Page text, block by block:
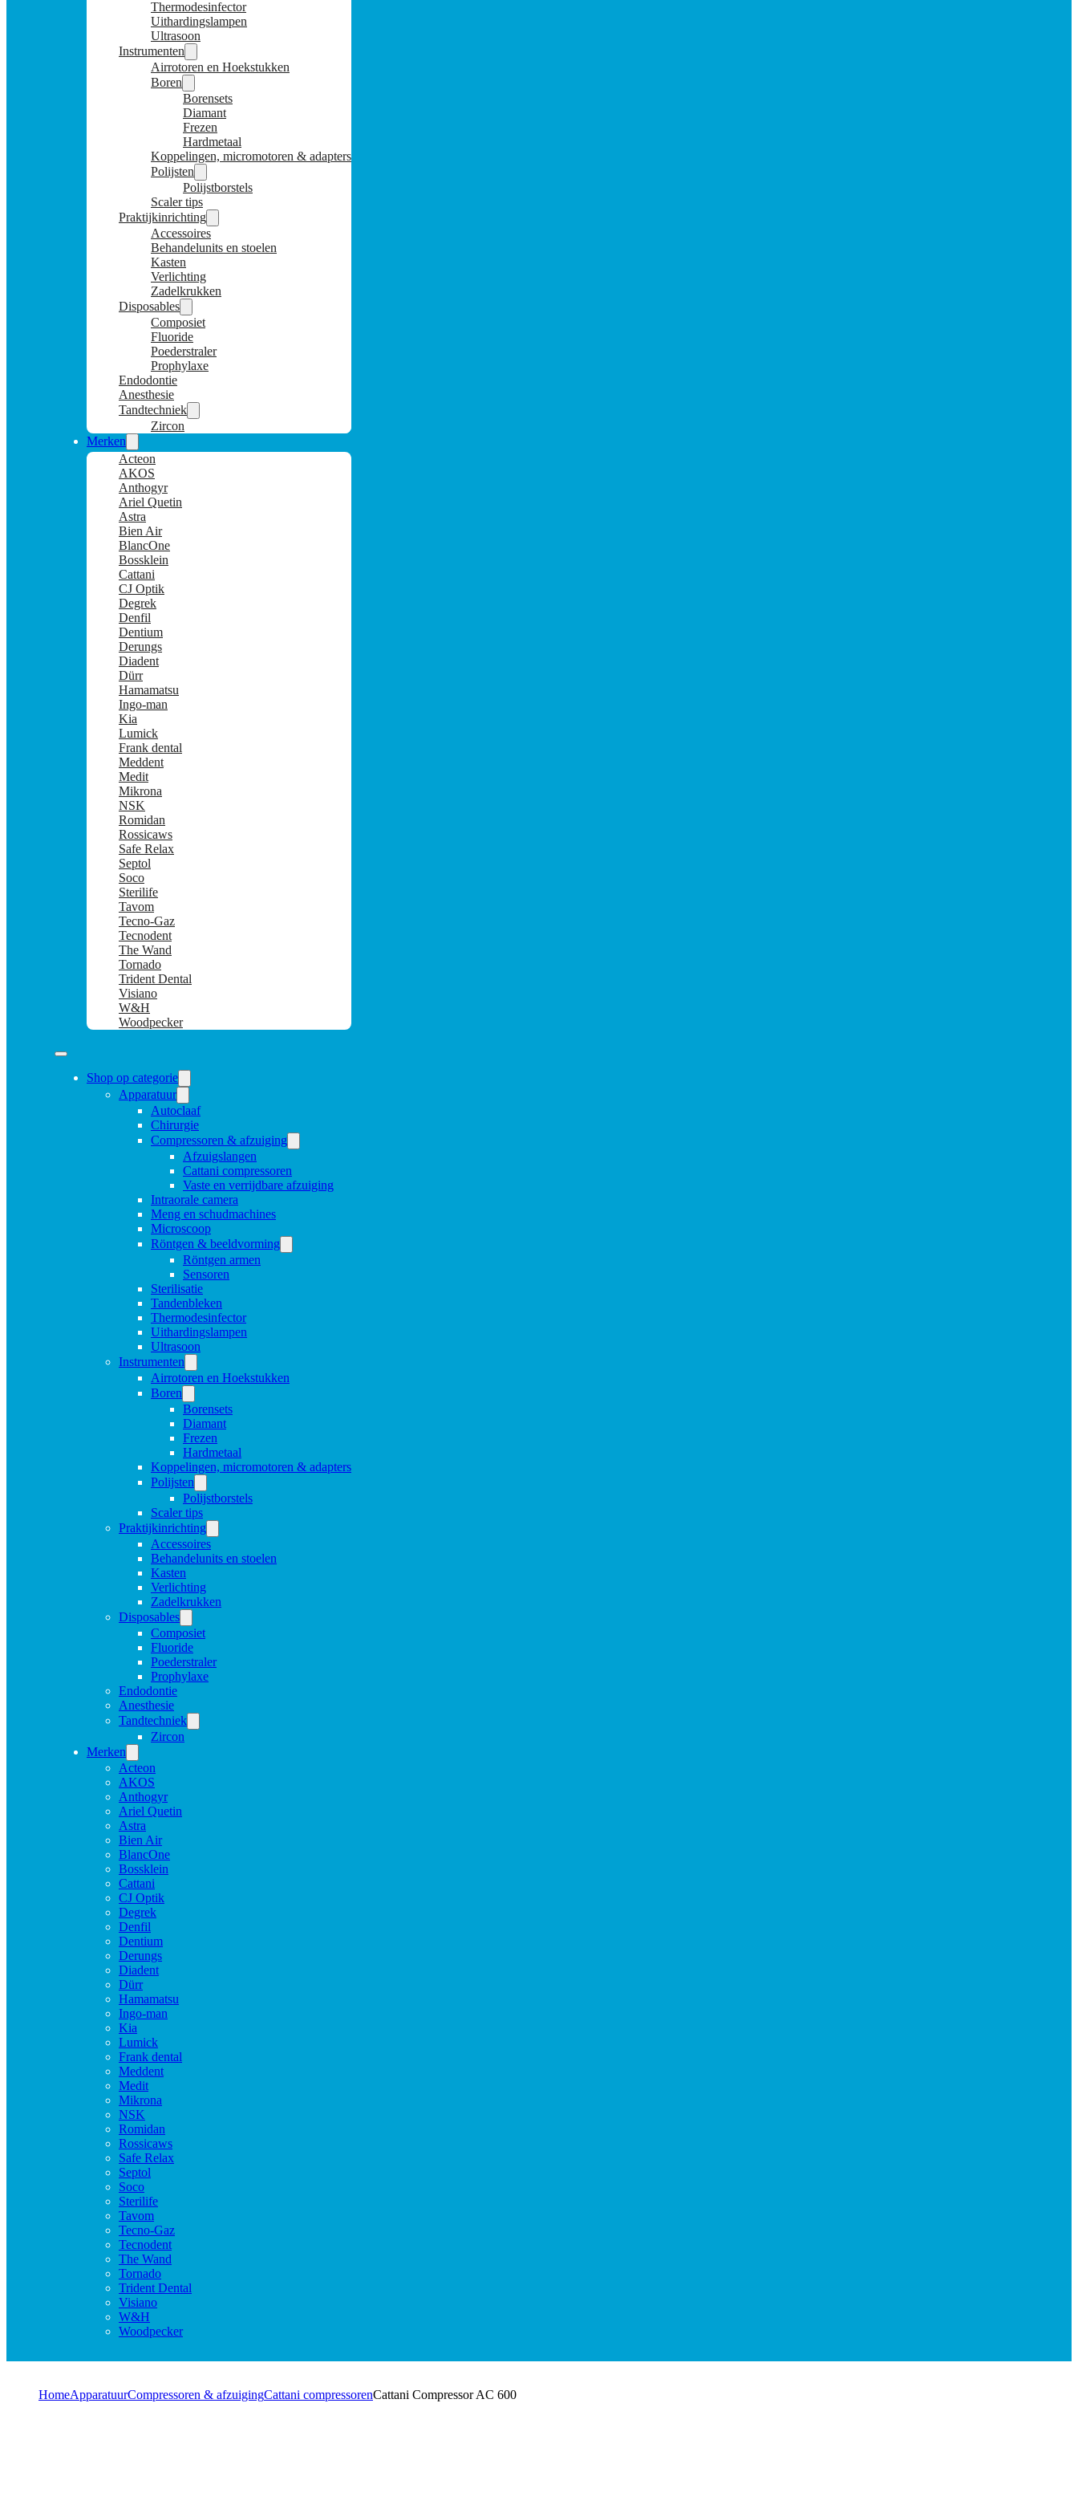
Thermodesinfector
Uithardingslampen
Ultrasoon
Instrumenten
Airrotoren en Hoekstukken
Boren
Borensets
Diamant
Frezen
Hardmetaal
Koppelingen, micromotoren & adapters
Polijsten
Polijstborstels
Scaler tips
Praktijkinrichting
Accessoires
Behandelunits en stoelen
Kasten
Verlichting
Zadelkrukken
Disposables
Composiet
Fluoride
Poederstraler
Prophylaxe
Endodontie
Anesthesie
Tandtechniek
Zircon
Merken
Acteon
AKOS
Anthogyr
Ariel Quetin
Astra
Bien Air
BlancOne
Bossklein
Cattani
CJ Optik
Degrek
Denfil
Dentium
Derungs
Diadent
Dürr
Hamamatsu
Ingo-man
Kia
Lumick
Frank dental
Meddent
Medit
Mikrona
NSK
Romidan
Rossicaws
Safe Relax
Septol
Soco
Sterilife
Tavom
Tecno-Gaz
Tecnodent
The Wand
Tornado
Trident Dental
Visiano
W&H
Woodpecker
Shop op categorie
Apparatuur
Autoclaaf
Chirurgie
Compressoren & afzuiging
Afzuigslangen
Cattani compressoren
Vaste en verrijdbare afzuiging
Intraorale camera
Meng en schudmachines
Microscoop
Röntgen & beeldvorming
Röntgen armen
Sensoren
Sterilisatie
Tandenbleken
Thermodesinfector
Uithardingslampen
Ultrasoon
Instrumenten
Airrotoren en Hoekstukken
Boren
Borensets
Diamant
Frezen
Hardmetaal
Koppelingen, micromotoren & adapters
Polijsten
Polijstborstels
Scaler tips
Praktijkinrichting
Accessoires
Behandelunits en stoelen
Kasten
Verlichting
Zadelkrukken
Disposables
Composiet
Fluoride
Poederstraler
Prophylaxe
Endodontie
Anesthesie
Tandtechniek
Zircon
Merken
Acteon
AKOS
Anthogyr
Ariel Quetin
Astra
Bien Air
BlancOne
Bossklein
Cattani
CJ Optik
Degrek
Denfil
Dentium
Derungs
Diadent
Dürr
Hamamatsu
Ingo-man
Kia
Lumick
Frank dental
Meddent
Medit
Mikrona
NSK
Romidan
Rossicaws
Safe Relax
Septol
Soco
Sterilife
Tavom
Tecno-Gaz
Tecnodent
The Wand
Tornado
Trident Dental
Visiano
W&H
Woodpecker
HomeApparatuurCompressoren & afzuigingCattani compressorenCattani Compressor AC 600